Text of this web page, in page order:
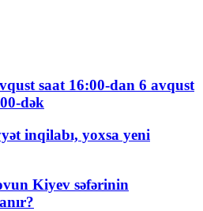
saat 16:00-dan 6 avqust
dək
inqilabı, yoxsa yeni
Kiyev səfərinin